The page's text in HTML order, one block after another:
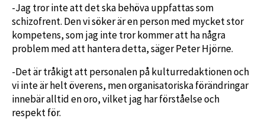
-Jag tror inte att det ska behöva uppfattas som
schizofrent. Den vi söker är en person med mycket stor
kompetens, som jag inte tror kommer att ha några
problem med att hantera detta, säger Peter Hjörne.
-Det är tråkigt att personalen på kulturredaktionen och
vi inte är helt överens, men organisatoriska förändringar
innebär alltid en oro, vilket jag har förståelse och
respekt för.